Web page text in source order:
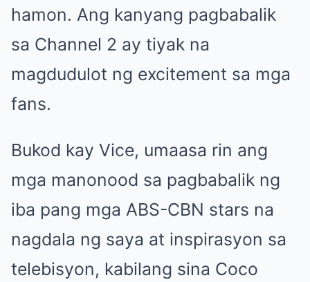
hamon. Ang kanyang pagbabalik
sa Channel 2 ay tiyak na
magdudulot ng excitement sa mga
fans.
Bukod kay Vice, umaasa rin ang
mga manonood sa pagbabalik ng
iba pang mga ABS-CBN stars na
nagdala ng saya at inspirasyon sa
telebisyon, kabilang sina Coco